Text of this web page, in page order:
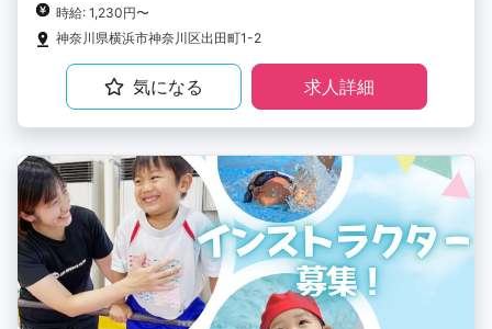
時給: 1,230円〜
神奈川県横浜市神奈川区出田町1-2
気になる 求人詳細